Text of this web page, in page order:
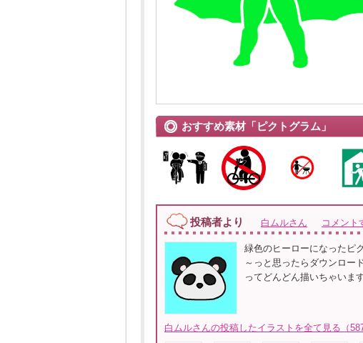
おすすめ素材「ピクトグラム」
投稿者より 白ムルさん コメント
緑色のヒーローになったピ
～っと思ったらダウンロー
ってどんどん描いちゃいま
白ムルさんの投稿したイラストを全て見る（